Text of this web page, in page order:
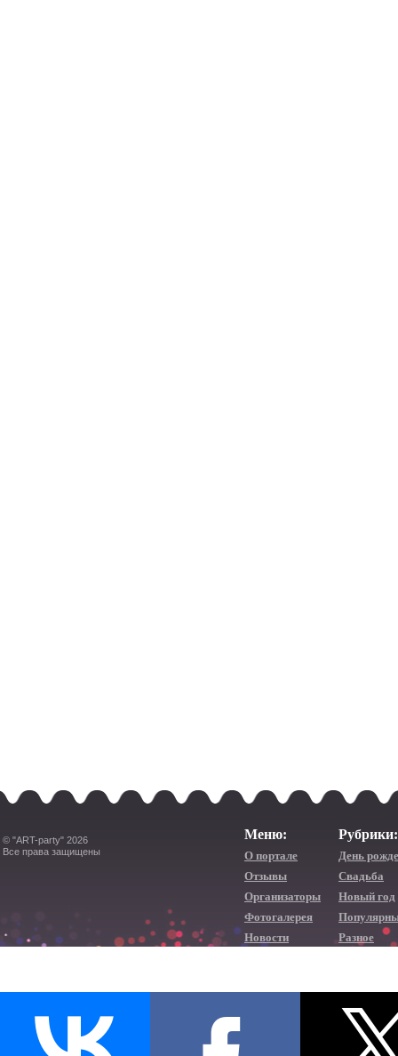
© "ART-party" 2026
Все права защищены
Меню:
О портале
Отзывы
Организаторы
Фотогалерея
Новости
Рубрики:
День
Свадьба
Новый год
Разное